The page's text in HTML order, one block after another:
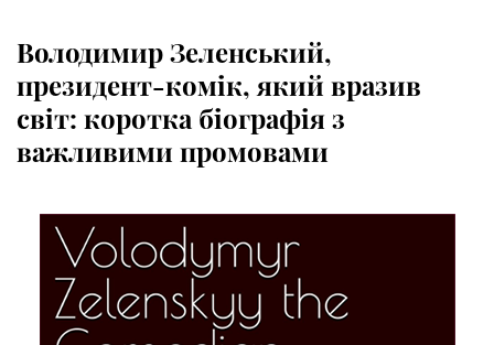
Володимир Зеленський,
президент-комік, який вразив
світ: коротка біографія з
важливими промовами